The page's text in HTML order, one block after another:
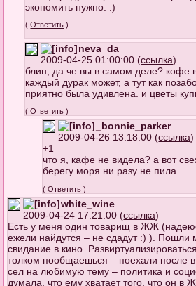
экономить нужно. :)
(Ответить )
neva_da
2009-04-25 01:00:00 (ссылка)
блин, да че вы в самом деле? кофе
каждый дурак может, а тут как
приятно была удивлена. и цветы
(Ответить )
_bonnie_parker
2009-04-26 13:18:00 (ссылка)
+1
что я, кафе не видела? а вот
берегу моря ни разу не пила
(Ответить )
white_wine
2009-04-24 17:21:00 (ссылка)
Есть у меня один товарищ в ЖЖ
ежели найдутся – не сдадут :) ). Пошли
свидание в кино.
толком пообщаешься – поехали после в
сел на любимую тему – политика и
думала, что ему хватает того, что он в